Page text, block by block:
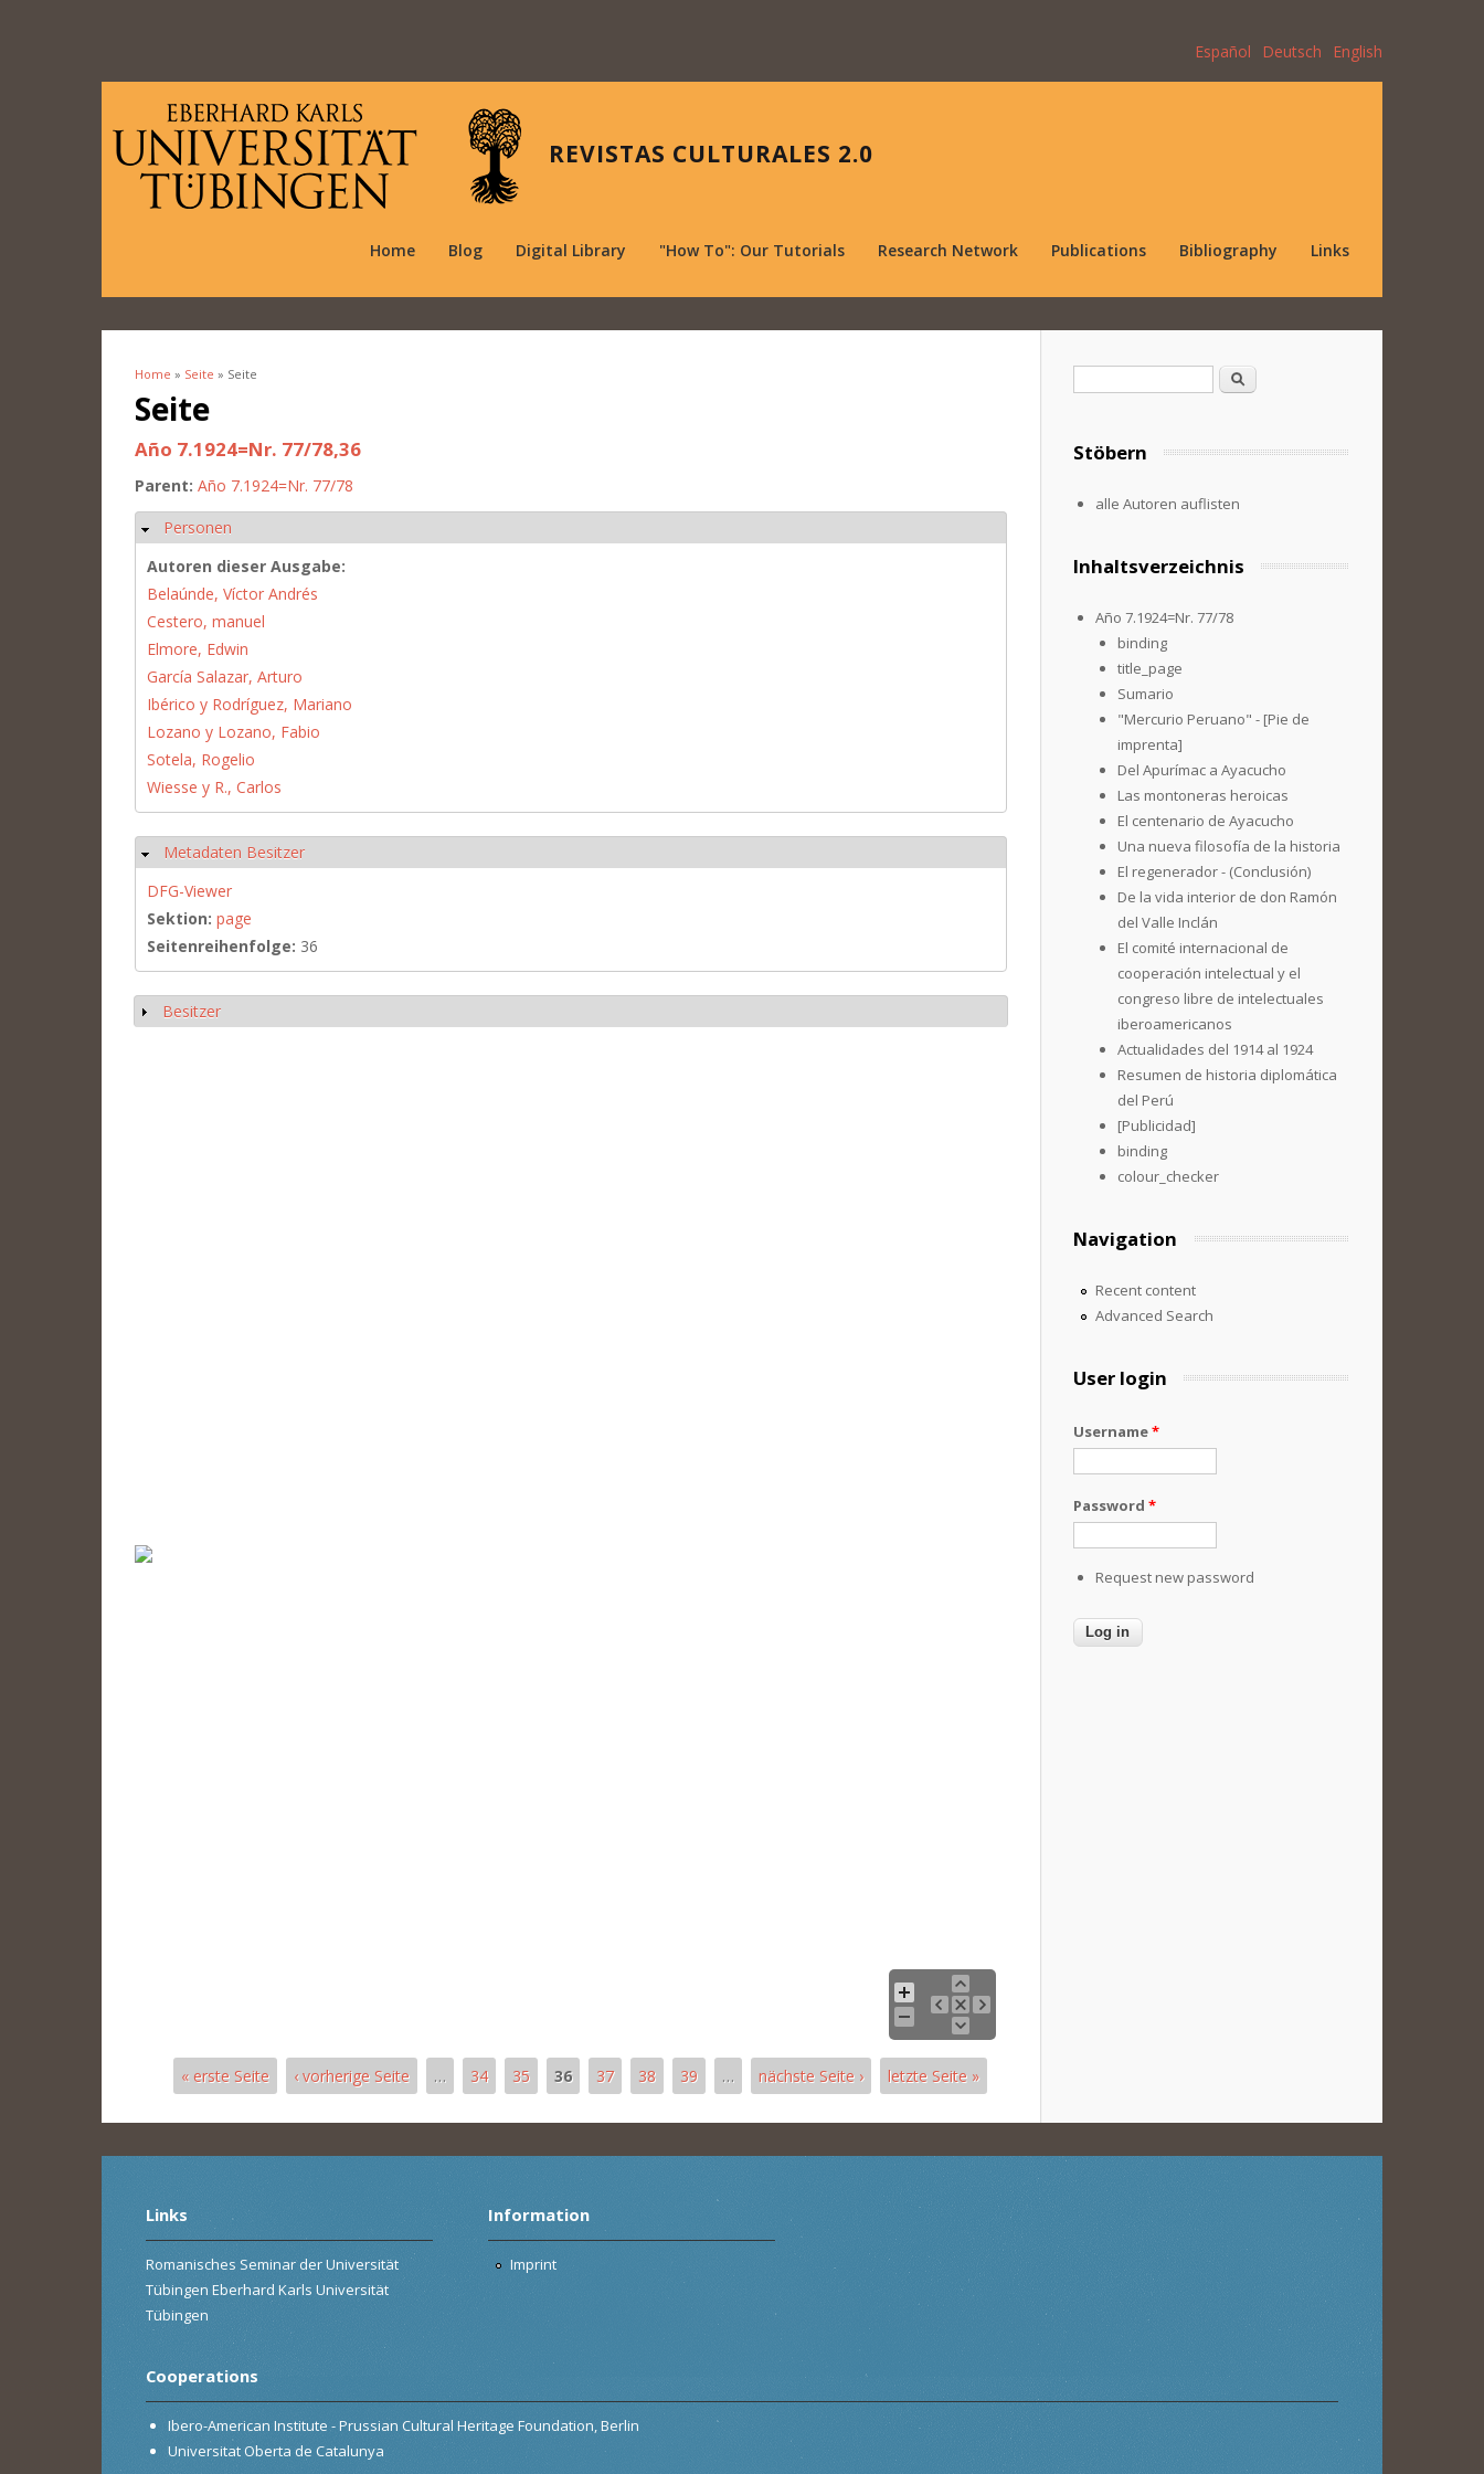
Español Deutsch English
REVISTAS CULTURALES 2.0
Home Blog Digital Library "How To": Our Tutorials Research Network Publications Bibliography Links
You are here
Home » Seite » Seite
Seite
Año 7.1924=Nr. 77/78,36
Parent: Año 7.1924=Nr. 77/78
Hide
Personen
Autoren dieser Ausgabe:
Belaúnde, Víctor Andrés
Cestero, manuel
Elmore, Edwin
García Salazar, Arturo
Ibérico y Rodríguez, Mariano
Lozano y Lozano, Fabio
Sotela, Rogelio
Wiesse y R., Carlos
Hide
Metadaten Besitzer
DFG-Viewer
Sektion: page
Seitenreihenfolge: 36
Show
Besitzer
« erste Seite ‹ vorherige Seite … 34 35 36 37 38 39 … nächste Seite › letzte Seite »
Search
Stöbern
alle Autoren auflisten
Inhaltsverzeichnis
Año 7.1924=Nr. 77/78
binding
title_page
Sumario
"Mercurio Peruano" - [Pie de
imprenta]
Del Apurímac a Ayacucho
Las montoneras heroicas
El centenario de Ayacucho
Una nueva filosofía de la historia
El regenerador - (Conclusión)
De la vida interior de don Ramón
del Valle Inclán
El comité internacional de
cooperación intelectual y el
congreso libre de intelectuales
iberoamericanos
Actualidades del 1914 al 1924
Resumen de historia diplomática
del Perú
[Publicidad]
binding
colour_checker
Navigation
Recent content
Advanced Search
User login
Username*
Password *
Request new password
Links
Romanisches Seminar der Universität
Tübingen Eberhard Karls Universität
Tübingen
Information
Imprint
Cooperations
Ibero-American Institute - Prussian Cultural Heritage Foundation, Berlin
Universitat Oberta de Catalunya